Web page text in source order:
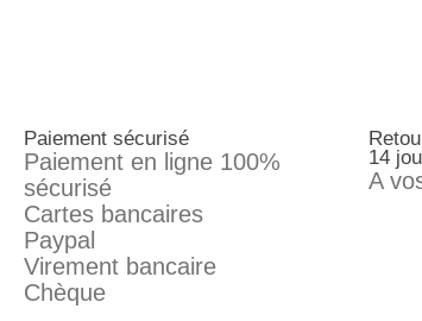
Paiement sécurisé
Paiement en ligne 100%
sécurisé
Cartes bancaires
Paypal
Virement bancaire
Chèque
14
A